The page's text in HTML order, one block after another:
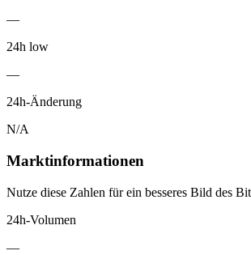
—
24h low
—
24h-Änderung
N/A
Marktinformationen
Nutze diese Zahlen für ein besseres Bild des
24h-Volumen
—